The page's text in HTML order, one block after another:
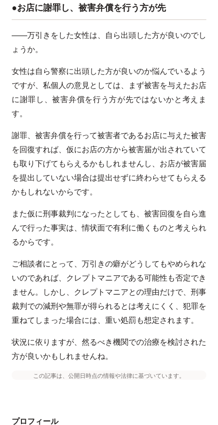
●お店に謝罪し、被害弁償を行う方が先
——万引きをした女性は、自ら出頭した方が良いのでし
ょうか。
女性は自ら警察に出頭した方が良いのか悩んでいるよう
ですが、私個人の意見としては、まず被害を与えたお店
に謝罪し、被害弁償を行う方が先ではないかと考えま
す。
謝罪、被害弁償を行って被害者であるお店に与えた被害
を回復すれば、仮にお店の方から被害届が出されていて
も取り下げてもらえるかもしれませんし、お店が被害届
を提出していない場合は提出せずに終わらせてもらえる
かもしれないからです。
また仮に刑事裁判になったとしても、被害回復を自ら進
んで行った事実は、情状面で有利に働くものと考えられ
るからです。
ご相談者にとって、万引きの癖がどうしてもやめられな
いのであれば、クレプトマニアである可能性も否定でき
ません。しかし、クレプトマニアとの理由だけで、刑事
裁判での減刑や無罪が得られるとは考えにくく、犯罪を
重ねてしまった場合には、重い処罰も想定されます。
状況に依りますが、然るべき機関での治療を検討された
方が良いかもしれませんね。
この記事は、公開日時点の情報や法律に基づいています。
プロフィール